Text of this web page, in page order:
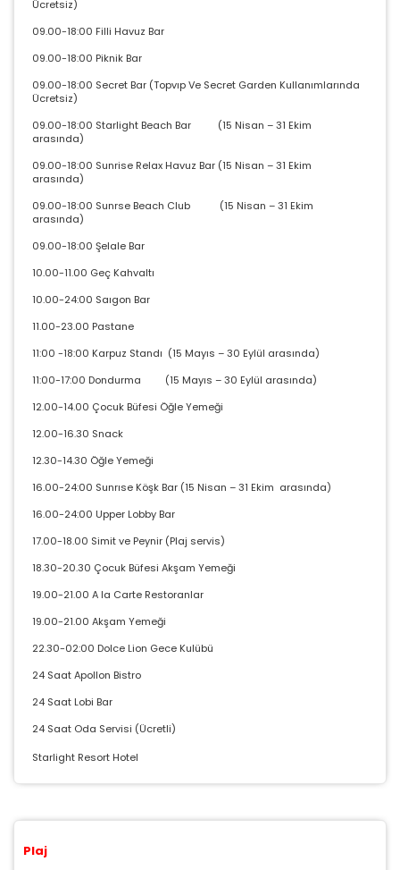
Çerez tercihlerinizi
kullanımvegizlilik koşullarınıinceleyebilirsiniz.
Zorunlu Çerezler
Oturum yönetimi, güvenlik ve temel site işlevleri için
gereklidir. Bu çerezler olmadan site düzgün çalışmaz
İstatistik Çerezleri
Ziyaretçilerin siteyi nasıl kullandığını anonim olarak
kullanıcıların nerede zorluk yaşadığını anlamamıza
yardımcı olur.
Size ve ilgi alanlarınıza uygun reklamlar göstermek
için kullanılır. Kapatırsanız reklamları görmeye devam
Ücretsiz)
09.00-18:00 Filli Havuz Bar
09.00-18:00 Piknik Bar
09.00-18:00 Secret Bar (Topvıp Ve Secret Garden Kullanımlarında
Ücretsiz)
09.00-18:00 Starlight Beach Bar (15 Nisan – 31 Ekim
arasında)
09.00-18:00 Sunrise Relax Havuz Bar (15 Nisan – 31 Ekim
arasında)
09.00-18:00 Sunrse Beach Club (15 Nisan – 31 Ekim
arasında)
09.00-18:00 Şelale Bar
10.00-11.00 Geç Kahvaltı
10.00-24:00 Saıgon Bar
11.00-23.00 Pastane
11:00 -18:00 Karpuz Standı (15 Mayıs – 30 Eylül arasında)
11:00-17:00 Dondurma (15 Mayıs – 30 Eylül arasında)
12.00-14.00 Çocuk Büfesi Öğle Yemeği
12.00-16.30 Snack
12.30-14.30 Öğle Yemeği
16.00-24:00 Sunrıse Köşk Bar (15 Nisan – 31 Ekim arasında)
16.00-24:00 Upper Lobby Bar
17.00-18.00 Simit ve Peynir (Plaj servis)
18.30-20.30 Çocuk Büfesi Akşam Yemeği
19.00-21.00 A la Carte Restoranlar
19.00-21.00 Akşam Yemeği
22.30-02:00 Dolce Lion Gece Kulübü
24 Saat Apollon Bistro
24 Saat Lobi Bar
24 Saat Oda Servisi (Ücretli)
Starlight Resort Hotel
Plaj